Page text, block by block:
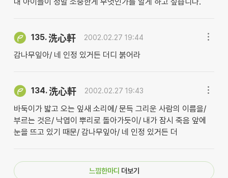
135.洗心軒 2002.02.27 19:44
감나무잎아/ 네 인정 있거든 더디 붉어라
134.洗心軒 2002.02.27 19:43
바둑이가 밟고 오는 잎새 소리에/ 문득 그리운 사람의 이름을/
부르는 것은/ 낙엽이 뿌리로 돌아가듯이/ 내가 잠시 죽음 앞에
눈을 뜨고 있기 때문/ 감나무잎아/ 네 인정 있거든 더
느낌한마디 더보기